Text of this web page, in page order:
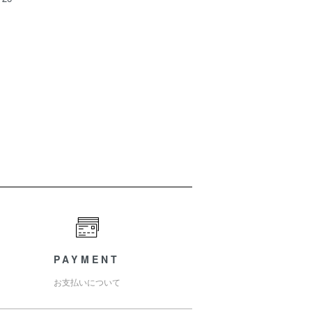
PAYMENT
お支払いについて